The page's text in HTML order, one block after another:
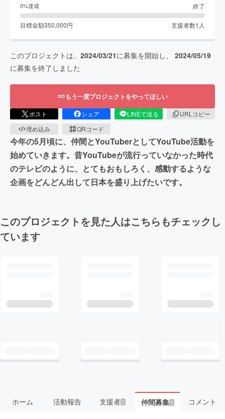
0%達成 終了
目標金額350,000円 支援者数1 人
このプロジェクトは、 2024/03/21に募集を開始し、 2024/05/19
に募集を終了しました
もう一度プロジェクトをやってほしい
ポスト シェア LINEで送る
URLコピー
埋め込み
QRコード
今年の5月頃に、仲間とYouTuberとしてYouTube活動を
始めていきます。昔YouTubeが流行っていなかった時代
のテレビのように、とてもおもしろく、感動するような
企画をどんどん出して日本を盛り上げたいです。
このプロジェクトを見た人はこちらもチェックし
ています
ホーム 活動報告 支援者 1 仲間募集 1 コメント